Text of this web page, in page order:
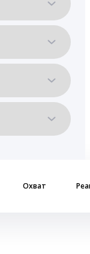
Охват